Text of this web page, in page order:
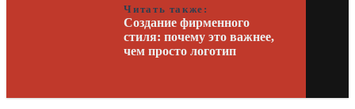
Читать также:
Создание фирменного
стиля: почему это важнее,
чем просто логотип